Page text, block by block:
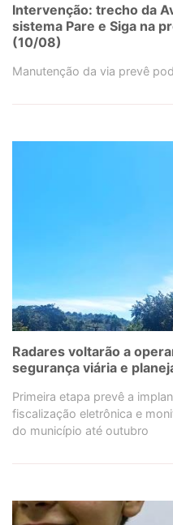
Intervenção: trecho da
sistema Pare e Siga na
(10/08)
Manutenção da via prevê
Radares voltarão a
segurança viária e
Primeira etapa prevê a
fiscalização eletrônica e
do município até outubro